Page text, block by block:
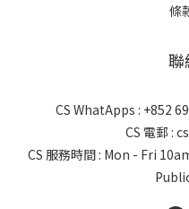
條
聯
CS WhatApps : +852
CS 電郵 :
CS 服務時間 : Mon - Fri